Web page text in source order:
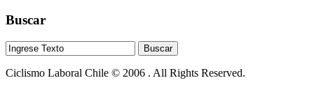
Buscar
Ciclismo Laboral Chile © 2006 . All Rights Reserved.